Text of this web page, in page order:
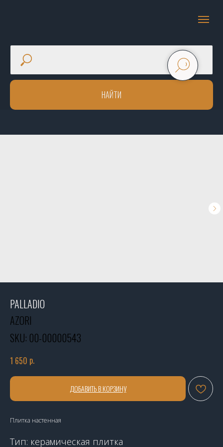
НАЙТИ
PALLADIO
AZORI
SKU: 00-00000543
1 650 р.
ДОБАВИТЬ В КОРЗИНУ
Плитка настенная
Тип: керамическая плитка